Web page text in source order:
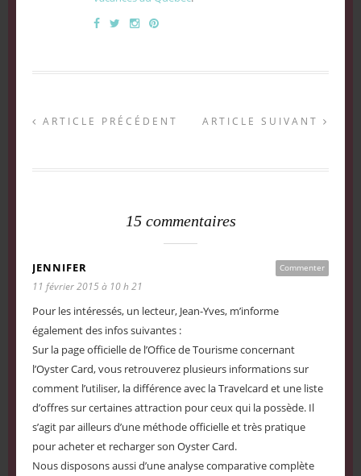
ARTICLE PRÉCÉDENT ARTICLE SUIVANT
15 commentaires
Commenter
JENNIFER
11 février 2015 à 10 h 21
Pour les intéressés, un lecteur, Jean-Yves, m’informe
également des infos suivantes :
Sur la page officielle de l’Office de Tourisme concernant
l’Oyster Card, vous retrouverez plusieurs informations sur
comment l’utiliser, la différence avec la Travelcard et une liste
d’offres sur certaines attraction pour ceux qui la possède. Il
s’agit par ailleurs d’une méthode officielle et très pratique
pour acheter et recharger son Oyster Card.
Nous disposons aussi d’une analyse comparative complète